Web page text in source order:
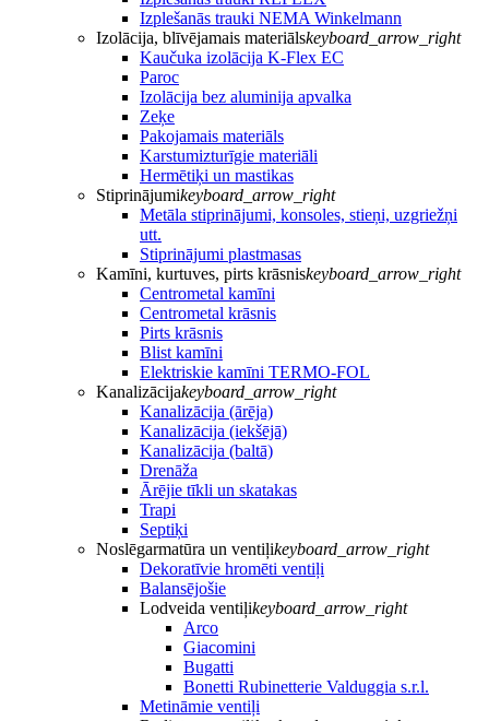
Izplešanās trauki NEMA Winkelmann
Izolācija, blīvējamais materiālskeyboard_arrow_right
Kaučuka izolācija K-Flex EC
Paroc
Izolācija bez aluminija apvalka
Zeķe
Pakojamais materiāls
Karstumizturīgie materiāli
Hermētiķi un mastikas
Stiprinājumikeyboard_arrow_right
Metāla stiprinājumi, konsoles, stieņi, uzgriežņi
utt.
Stiprinājumi plastmasas
Kamīni, kurtuves, pirts krāsniskeyboard_arrow_right
Centrometal kamīni
Centrometal krāsnis
Pirts krāsnis
Blist kamīni
Elektriskie kamīni TERMO-FOL
Kanalizācijakeyboard_arrow_right
Kanalizācija (ārēja)
Kanalizācija (iekšējā)
Kanalizācija (baltā)
Drenāža
Ārējie tīkli un skatakas
Trapi
Septiķi
Noslēgarmatūra un ventiļikeyboard_arrow_right
Dekoratīvie hromēti ventiļi
Balansējošie
Lodveida ventiļikeyboard_arrow_right
Arco
Giacomini
Bugatti
Bonetti Rubinetterie Valduggia s.r.l.
Metināmie ventiļi